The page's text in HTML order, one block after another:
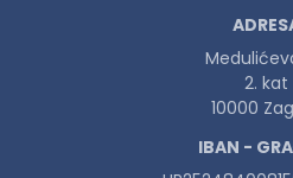
2. kat
10000
IBAN -